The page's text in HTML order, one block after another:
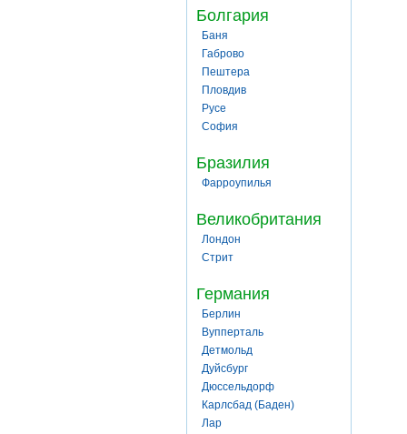
Болгария
Баня
Габрово
Пештера
Пловдив
Русе
София
Бразилия
Фарроупилья
Великобритания
Лондон
Стрит
Германия
Берлин
Вупперталь
Детмольд
Дуйсбург
Дюссельдорф
Карлсбад (Баден)
Лар